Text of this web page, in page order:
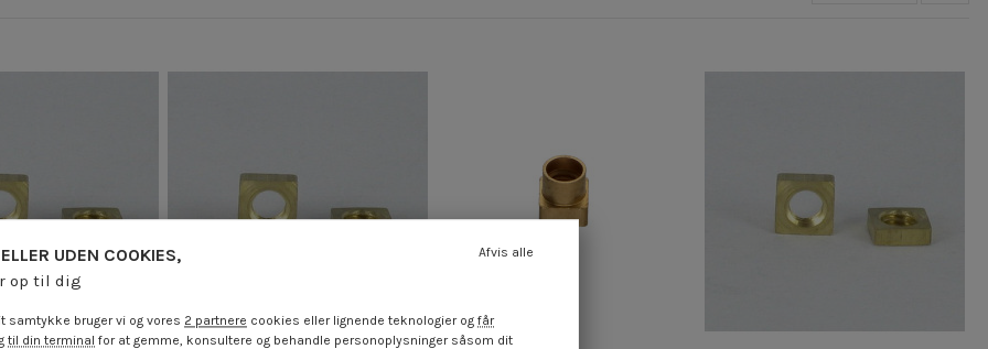
UDEN COOKIES,
op til dig
Afvis alle
samtykke bruger vi og vores 2 partnere cookies eller lignende teknologier og får
til din terminal for at gemme, konsultere og behandle personoplysninger såsom dit